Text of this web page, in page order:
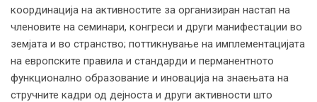
координација на активностите за организиран настап на
членовите на семинари, конгреси и други манифестации во
земјата и во странство; поттикнување на имплементацијата
на европските правила и стандарди и перманентното
функционално образование и иновација на знаењата на
стручните кадри од дејноста и други активности што